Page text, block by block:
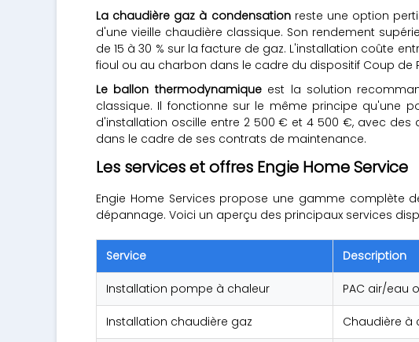
La chaudière gaz à condensationreste une option
d'une vieille chaudière classique. Son rendement
de 15 à 30 % sur la facture de gaz. L'installation coûte
fioul ou au charbon dans le cadre du dispositif Coup de
Le ballon thermodynamiqueest la solution
classique. Il fonctionne sur le même principe qu'une
d'installation oscille entre 2 500 € et 4 500 €, avec des
dans le cadre de ses contrats de maintenance.
Les services et offres Engie Home Service
Engie Home Services propose une gamme complète
dépannage. Voici un aperçu des principaux services
Service Description
Installation pompe à chaleur PAC air/eau
Installation chaudière gaz Chaudière à